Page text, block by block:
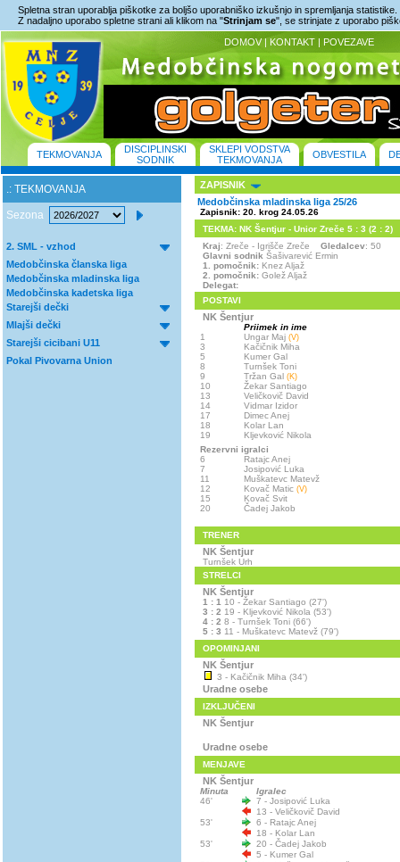
Spletna stran uporablja piškotke za boljšo uporabniško izkušnjo in spremljanja statistike.
Z nadaljno uporabo spletne strani ali klikom na "Strinjam se", se strinjate z uporabo
DOMOV | KONTAKT | POVEZAVE
TEKMOVANJA
DISCIPLINSKI
SODNIK
SKLEPI VODSTVA
TEKMOVANJA
OBVESTILA
.: TEKMOVANJA
Sezona
2. SML - vzhod
Medobčinska članska liga
Medobčinska mladinska liga
Medobčinska kadetska liga
Starejši dečki
Mlajši dečki
Starejši cicibani U11
Pokal Pivovarna Union
ZAPISNIK
Medobčinska mladinska liga 25/26
Zapisnik: 20. krog 24.05.26
TEKMA: NK Šentjur - Unior Zreče 5 : 3 (2 : 2)
Kraj: Zreče - Igrišče Zreče Gledalcev: 50
Glavni sodnik Šašivarević Ermin
1. pomočnik: Knez Aljaž
2. pomočnik: Golež Aljaž
Delegat:
POSTAVI
NK Šentjur
Priimek in ime
1
Ungar Maj (V)
3
Kačičnik Miha
5
Kumer Gal
8
Turnšek Toni
9
Tržan Gal (K)
10
Žekar Santiago
13
Veličkovič David
14
Vidmar Izidor
17
Dimec Anej
18
Kolar Lan
19
Kljevković Nikola
Rezervni igralci
6
Ratajc Anej
7
Josipović Luka
11
Muškatevc Matevž
12
Kovač Matic (V)
15
Kovač Svit
20
Čadej Jakob
TRENER
NK Šentjur
Turnšek Urh
STRELCI
NK Šentjur
1 : 1 10 - Žekar Santiago (27')
3 : 2 19 - Kljevković Nikola (53')
4 : 2 8 - Turnšek Toni (66')
5 : 3 11 - Muškatevc Matevž (79')
OPOMINJANI
NK Šentjur
3 - Kačičnik Miha (34')
Uradne osebe
IZKLJUČENI
NK Šentjur
Uradne osebe
MENJAVE
NK Šentjur
Minuta
Igralec
46'
7 - Josipović Luka
13 - Veličkovič David
53'
6 - Ratajc Anej
18 - Kolar Lan
53'
20 - Čadej Jakob
5 - Kumer Gal